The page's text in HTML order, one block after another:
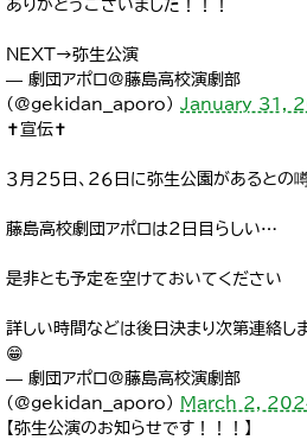
ありがとうございました！！！
NEXT→弥生公演
— 劇団アポロ@藤島高校演劇部
(@gekidan__aporo) January 31,
✝️宣伝✝️
３月２５日、２６日に弥生公園があるとの
藤島高校劇団アポロは２日目らしい…
是非とも予定を空けておいてください
詳しい時間などは後日決まり次第連絡し
😁
— 劇団アポロ@藤島高校演劇部
(@gekidan__aporo)
March 2,
【弥生公演のお知らせです！！！】